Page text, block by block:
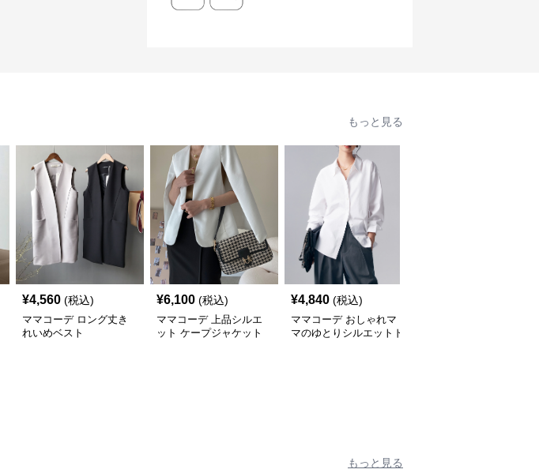
もっと見る
¥4,560 (税込)
ママコーデ ロング丈き
れいめベスト
¥6,100 (税込)
ママコーデ 上品シルエ
ット ケープジャケット
¥4,840 (税込)
ママコーデ おしゃれマ
マのゆとりシルエットド
もっと見る